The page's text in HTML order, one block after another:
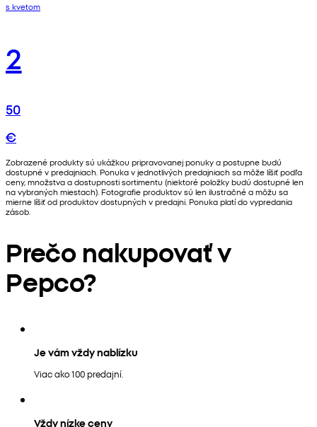
s kvetom
2
50
€
Zobrazené produkty sú ukážkou pripravovanej ponuky a postupne budú
dostupné v predajniach. Ponuka v jednotlivých predajniach sa môže líšiť podľa
ceny, množstva a dostupnosti sortimentu (niektoré položky budú dostupné len
na vybraných miestach). Fotografie produktov sú len ilustračné a môžu sa
mierne líšiť od produktov dostupných v predajni. Ponuka platí do vypredania
zásob.
Prečo nakupovať v
Pepco?
Je vám vždy nablízku
Viac ako 100 predajní.
Vždy nízke ceny